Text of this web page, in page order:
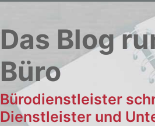
Das Blog
Büro
Bürodienstleister
Dienstleister und